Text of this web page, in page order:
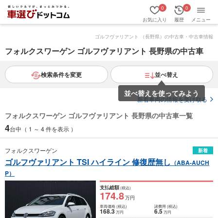
お気に入り
0
履歴
0
メニュー
ゴルフヴァリアント （長野県）の中古車・中古車情報
フォルクスワーゲン ゴルフヴァリアント 長野県の中古車
検索条件を変更 並べ替え
並べ替えを使ってみよう
新着車両の情報を受け取る
フォルクスワーゲン ゴルフヴァリアント 長野県の中古車一覧
4台中（ 1 ～ 4 件を表示 ）
フォルクスワーゲン 新着
ゴルフヴァリアント TSI ハイライン 修復歴無し （ABA-AUCH
P）
支払総額(税込)
174.8万円
車両価格(税込)
168.3万円
諸費用 (税込)
6.5 万円